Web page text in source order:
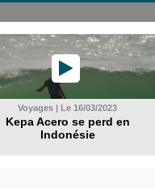
Voyages | Le 16/03/2023
Kepa Acero se perd en
Indonésie